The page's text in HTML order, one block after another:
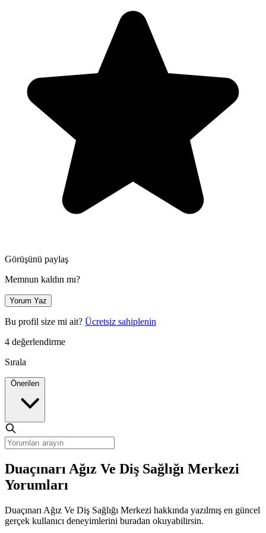
Görüşünü paylaş
Memnun kaldın mı?
Yorum Yaz
Bu profil size mi ait? Ücretsiz sahiplenin
4 değerlendirme
Sırala
Duaçınarı Ağız Ve Diş Sağlığı Merkezi
Yorumları
Duaçınarı Ağız Ve Diş Sağlığı Merkezi hakkında yazılmış en güncel
gerçek kullanıcı deneyimlerini buradan okuyabilirsin.